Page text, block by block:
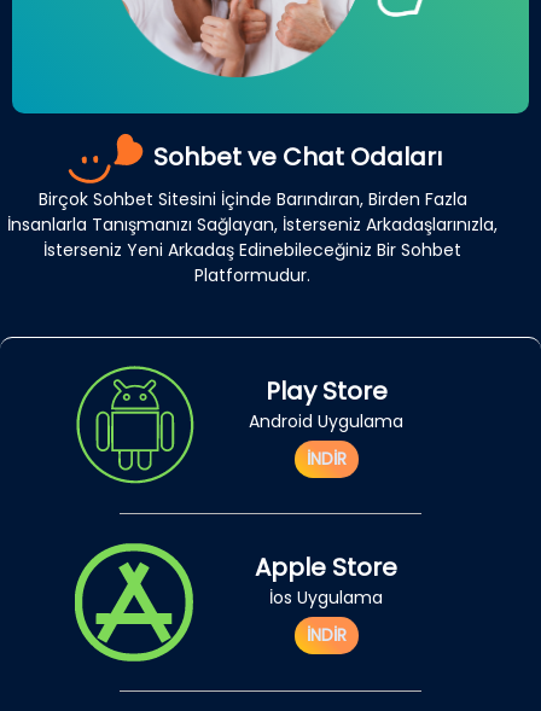
Sohbet ve Chat Odaları
Birçok Sohbet Sitesini İçinde Barındıran, Birden Fazla
İnsanlarla Tanışmanızı Sağlayan, İsterseniz Arkadaşlarınızla,
İsterseniz Yeni Arkadaş Edinebileceğiniz Bir Sohbet
Platformudur.
Play Store
Android Uygulama
İNDİR
Apple Store
İos Uygulama
İNDİR